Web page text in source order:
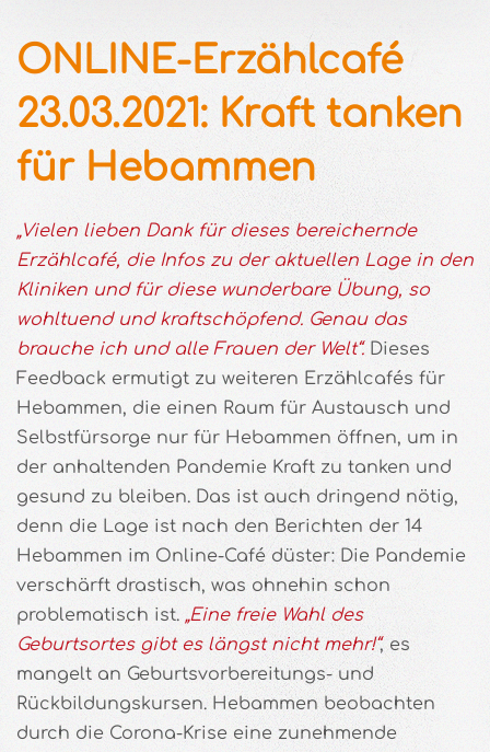
ONLINE-Erzählcafé
23.03.2021: Kraft tanken
für Hebammen
„Vielen lieben Dank für dieses bereichernde
Erzählcafé, die Infos zu der aktuellen Lage in den
Kliniken und für diese wunderbare Übung, so
wohltuend und kraftschöpfend. Genau das
brauche ich und alle Frauen der Welt“. Dieses
Feedback ermutigt zu weiteren Erzählcafés für
Hebammen, die einen Raum für Austausch und
Selbstfürsorge nur für Hebammen öffnen, um in
der anhaltenden Pandemie Kraft zu tanken und
gesund zu bleiben. Das ist auch dringend nötig,
denn die Lage ist nach den Berichten der 14
Hebammen im Online-Café düster: Die Pandemie
verschärft drastisch, was ohnehin schon
problematisch ist. „Eine freie Wahl des
Geburtsortes gibt es längst nicht mehr!“, es
mangelt an Geburtsvorbereitungs- und
Rückbildungskursen. Hebammen beobachten
durch die Corona-Krise eine zunehmende